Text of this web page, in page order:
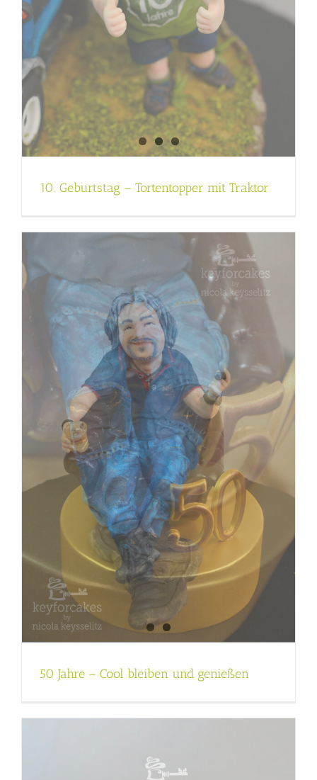
10. Geburtstag – Tortentopper mit Traktor
50 Jahre – Cool bleiben und genießen